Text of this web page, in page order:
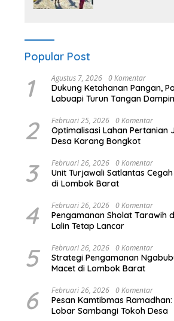
Popular Post
1 Agustus 7, 2026 0 Komentar
Dukung Ketahanan Pangan,
Labuapi Turun Tangan
2 Februari 25, 2026 0 Komentar
Optimalisasi Lahan Pertanian
Desa Karang Bongkot
3 Februari 26, 2026 0 Komentar
Unit Turjawali Satlantas
di Lombok Barat
4 Februari 26, 2026 0 Komentar
Pengamanan Sholat Tarawih
Lalin Tetap Lancar
5 Februari 26, 2026 0 Komentar
Strategi Pengamanan
Macet di Lombok Barat
6 Februari 26, 2026 0 Komentar
Pesan Kamtibmas Ramadhan:
Lobar Sambangi Tokoh Desa